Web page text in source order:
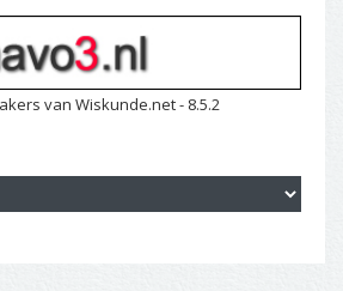
van Wiskunde.net - 8.5.2